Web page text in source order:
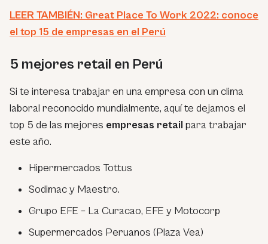
LEER TAMBIÉN: Great Place To Work 2022: conoce
el top 15 de empresas en el Perú
5 mejores retail en Perú
Si te interesa trabajar en una empresa con un clima
laboral reconocido mundialmente, aquí te dejamos el
top 5 de las mejores empresas retail para trabajar
este año.
Hipermercados Tottus
Sodimac y Maestro.
Grupo EFE – La Curacao, EFE y Motocorp
Supermercados Peruanos (Plaza Vea)